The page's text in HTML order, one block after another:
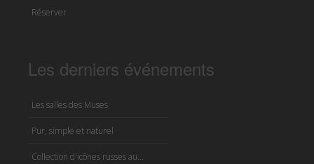
Réserver
Les derniers événements
Les salles des Muses
Pur, simple et naturel
Collection d'icônes russes au...